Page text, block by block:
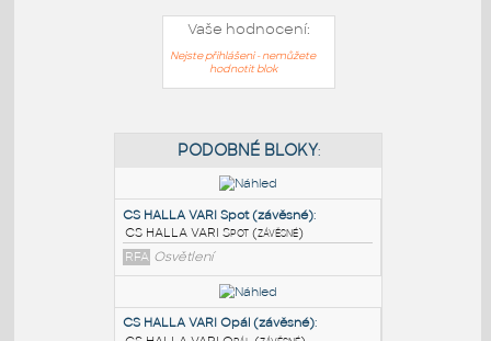
Vaše hodnocení:
Nejste přihlášeni - nemůžete
hodnotit blok
PODOBNÉ BLOKY